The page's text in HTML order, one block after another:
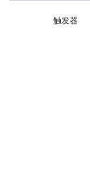
触发器